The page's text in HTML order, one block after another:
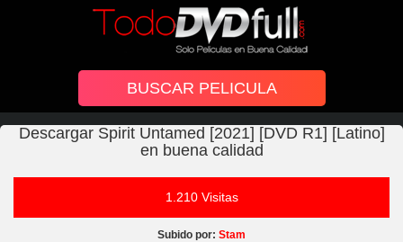
Descargar Spirit Untamed [2021] [DVD R1] [Latino]
en buena calidad
1.210 Visitas
Subido por: Stam